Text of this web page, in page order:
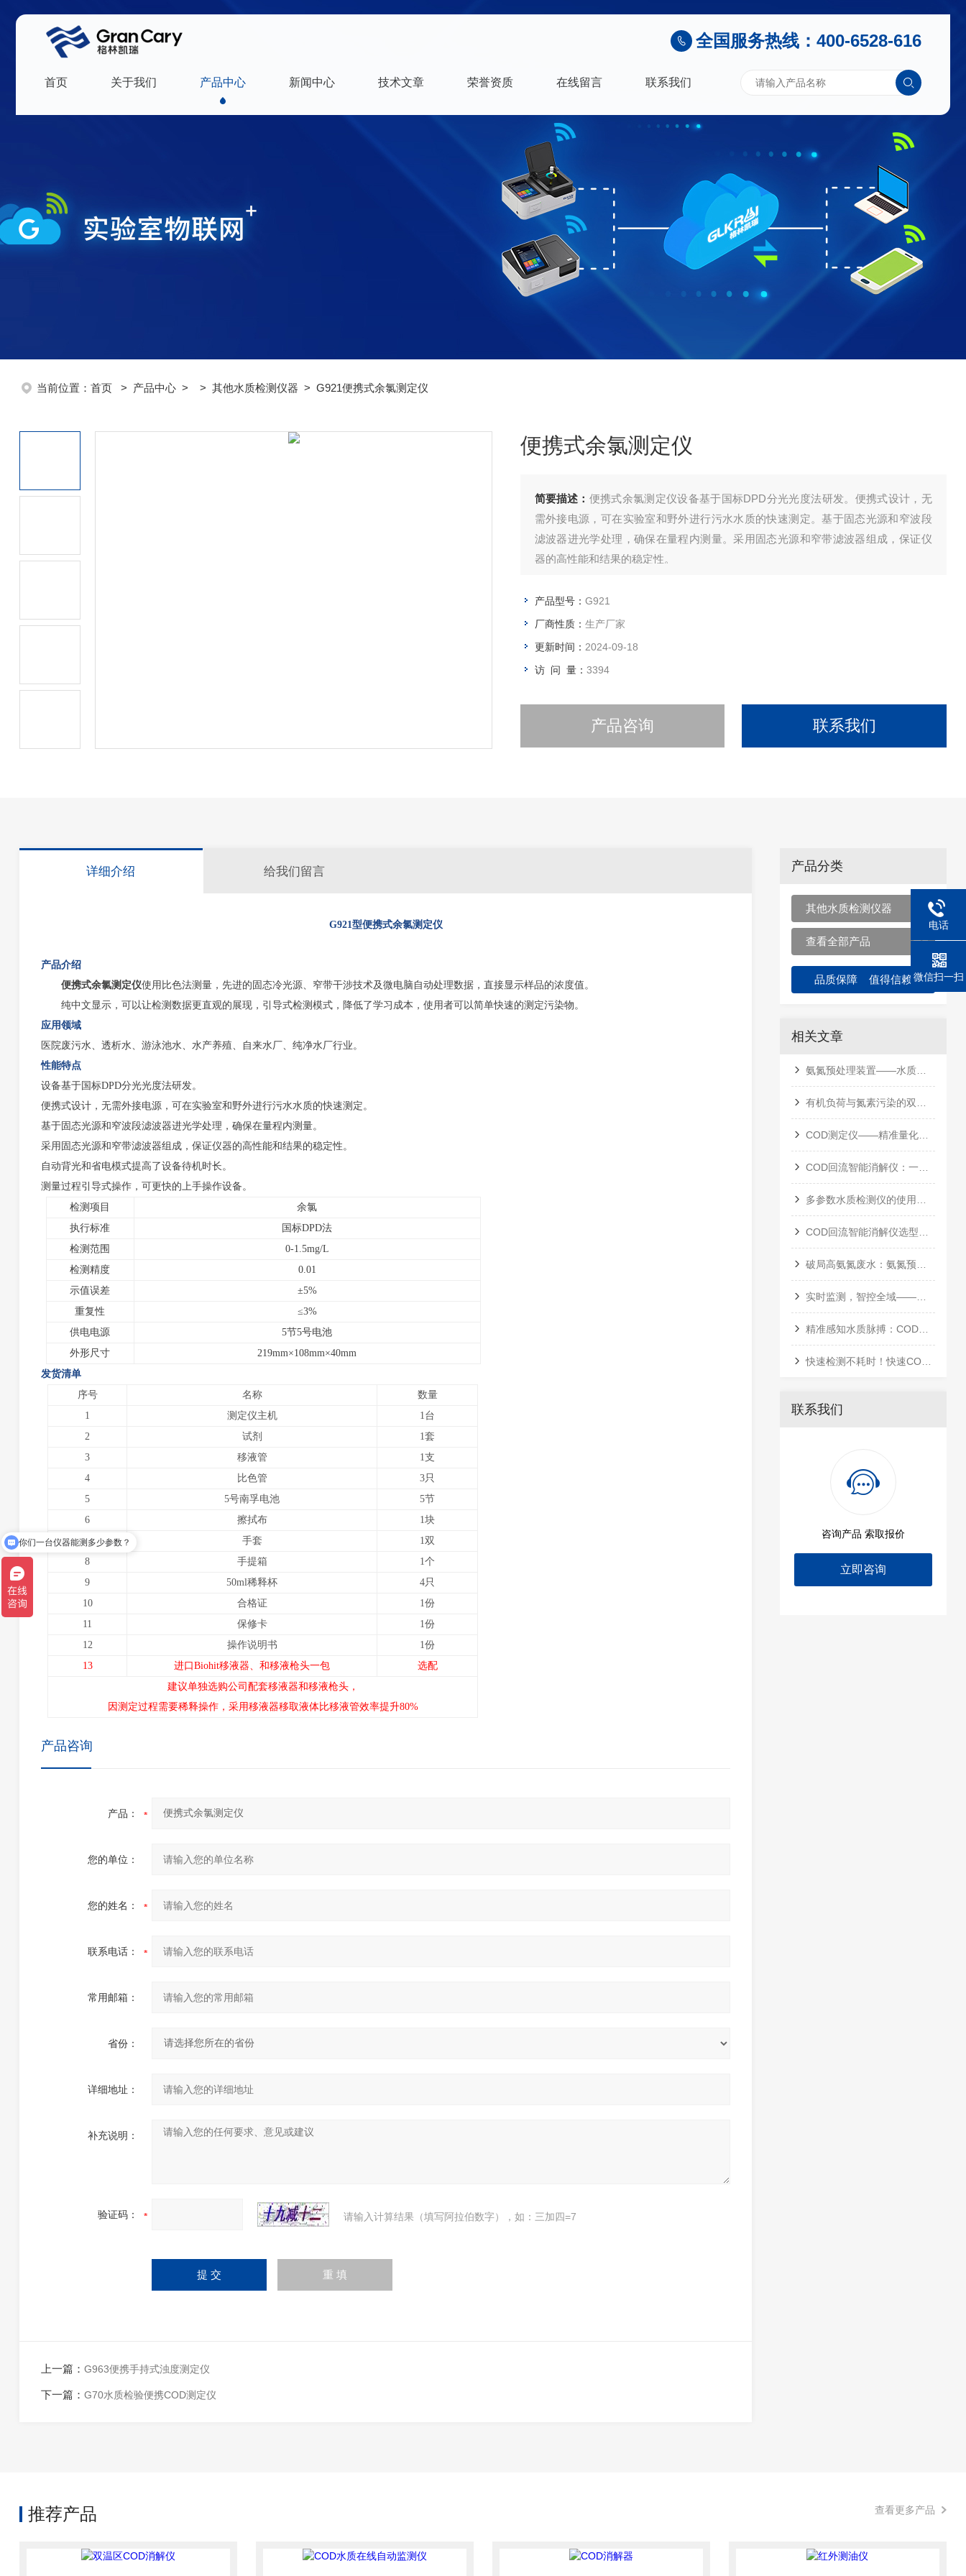
全国服务热线：400-6528-616
首页 关于我们 产品中心 新闻中心 技术文章 荣誉资质 在线留言 联系我们
当前位置： 首页 > 产品中心> > 其他水质检测仪器 > G921便携式余氯测定仪
便携式余氯测定仪
简要描述： 便携式余氯测定仪设备基于国标DPD分光光度法研发。便携式设计，无
需外接电源，可在实验室和野外进行污水水质的快速测定。基于固态光源和窄波段
滤波器进光学处理，确保在量程内测量。采用固态光源和窄带滤波器组成，保证仪
器的高性能和结果的稳定性。
产品型号： G921
厂商性质： 生产厂家
更新时间： 2024-09-18
访 问 量： 3394
产品咨询 联系我们
详细介绍 给我们留言
G921型便携式余氯测定仪
产品介绍
便携式余氯测定仪使用比色法测量，先进的固态冷光源、窄带干涉技术及微电脑自动处理数据，直接显示样品的浓度值。
纯中文显示，可以让检测数据更直观的展现，引导式检测模式，降低了学习成本，使用者可以简单快速的测定污染物。
应用领域
医院废污水、透析水、游泳池水、水产养殖、自来水厂、纯净水厂行业。
性能特点
设备基于国标DPD分光光度法研发。
便携式设计，无需外接电源，可在实验室和野外进行污水水质的快速测定。
基于固态光源和窄波段滤波器进光学处理，确保在量程内测量。
采用固态光源和窄带滤波器组成，保证仪器的高性能和结果的稳定性。
自动背光和省电模式提高了设备待机时长。
测量过程引导式操作，可更快的上手操作设备。
检测项目
余氯
执行标准
国标DPD法
检测范围
0-1.5mg/L
检测精度
0.01
示值误差
±5%
重复性
≤3%
供电电源
5节5号电池
外形尺寸
219mm×108mm×40mm
发货清单
序号
名称
数量
1
测定仪主机
1台
2
试剂
1套
3
移液管
1支
4
比色管
3只
5
5号南孚电池
5节
6
擦拭布
1块
7
手套
1双
8
手提箱
1个
9
50ml稀释杯
4只
10
合格证
1份
11
保修卡
1份
12
操作说明书
1份
13
进口Biohit移液器、和移液枪头一包
选配
建议单独选购公司配套移液器和移液枪头，
因测定过程需要稀释操作，采用移液器移取液体比移液管效率提升80%
产品咨询
产品：
您的单位：
您的姓名：
联系电话：
常用邮箱：
省份：
详细地址：
补充说明：
验证码： 请输入计算结果（填写阿拉伯数字），如：三加四=7
上一篇：G963便携手持式浊度测定仪
下一篇：G70水质检验便携COD测定仪
产品分类
其他水质检测仪器
查看全部产品
品质保障 值得信赖
相关文章
联系我们
咨询产品 索取报价
立即咨询
推荐产品 查看更多产品
电话
微信扫一扫
你们一台仪器能测多少参数？